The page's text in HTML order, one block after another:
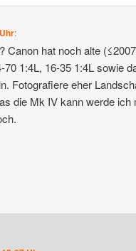
:
Canon hat noch alte
1:4L, 16-35 1:4L sowie
Fotografiere eher
die Mk IV kann werde ich